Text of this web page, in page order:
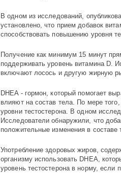
В одном из исследований,
установлено, что прием добавок
способствовать повышению уровня
Получение как минимум 15 минут
поддерживать уровень витамина D.
включают лосось и другую жирную
DHEA - гормон, который помогает
влияют на состав тела. По мере
уровни тестостерона. В одном
Исследователи обнаружили, что
положительные изменения в составе
Употребление здоровых жиров,
организму использовать DHEA,
уровень тестостерона в норму, если